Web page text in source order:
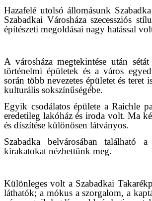
Hazafelé utolsó állomásunk
Szabadkai Városháza szecessziós
építészeti megoldásai nagy hatással
A városháza megtekintése után
történelmi épületek és a város
során több nevezetes épületet és
kulturális sokszínűségébe.
Egyik csodálatos épülete a Raichle
eredetileg lakóház és iroda volt. Ma
és díszítése különösen látványos.
Szabadka belvárosában található
kirakatokat nézhettünk meg.
Különleges volt a Szabadkai
láthatók; a mókus a szorgalom, a